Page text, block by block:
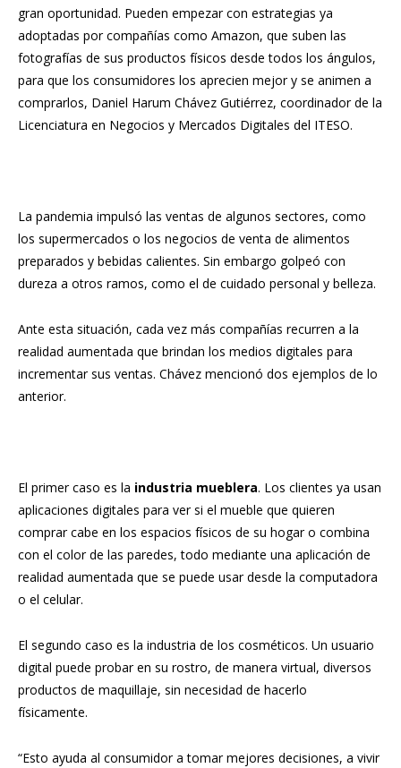
gran oportunidad. Pueden empezar con estrategias ya
adoptadas por compañías como Amazon, que suben las
fotografías de sus productos físicos desde todos los ángulos,
para que los consumidores los aprecien mejor y se animen a
comprarlos, Daniel Harum Chávez Gutiérrez, coordinador de la
Licenciatura en Negocios y Mercados Digitales del ITESO.
La pandemia impulsó las ventas de algunos sectores, como
los supermercados o los negocios de venta de alimentos
preparados y bebidas calientes. Sin embargo golpeó con
dureza a otros ramos, como el de cuidado personal y belleza.
Ante esta situación, cada vez más compañías recurren a la
realidad aumentada que brindan los medios digitales para
incrementar sus ventas. Chávez mencionó dos ejemplos de lo
anterior.
El primer caso es la industria mueblera. Los clientes ya usan
aplicaciones digitales para ver si el mueble que quieren
comprar cabe en los espacios físicos de su hogar o combina
con el color de las paredes, todo mediante una aplicación de
realidad aumentada que se puede usar desde la computadora
o el celular.
El segundo caso es la industria de los cosméticos. Un usuario
digital puede probar en su rostro, de manera virtual, diversos
productos de maquillaje, sin necesidad de hacerlo
físicamente.
“Esto ayuda al consumidor a tomar mejores decisiones, a vivir